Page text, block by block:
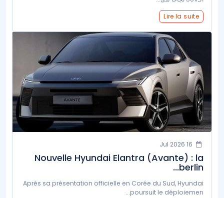
Lire la suite
Nouvelle Hyundai Elantra (Avante) : la
berlin...
Après sa présentation officielle en Corée du Sud, Hyundai
poursuit le déploiemen...